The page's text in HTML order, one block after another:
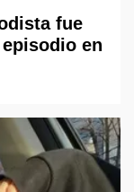
fue
en